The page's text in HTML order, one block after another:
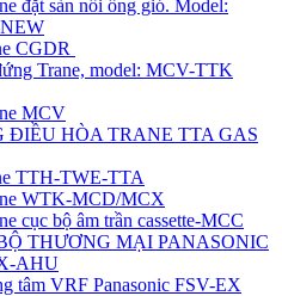
đặt sàn nối ống gió. Model:
CGDR
Trane, model: MCV-TTK
MCV
ĐIỀU HÒA TRANE TTA GAS
TTH-TWE-TTA
WTK-MCD/MCX
cục bộ âm trần cassette-MCC
THƯƠNG MẠI PANASONIC
AHU
tâm VRF Panasonic FSV-EX